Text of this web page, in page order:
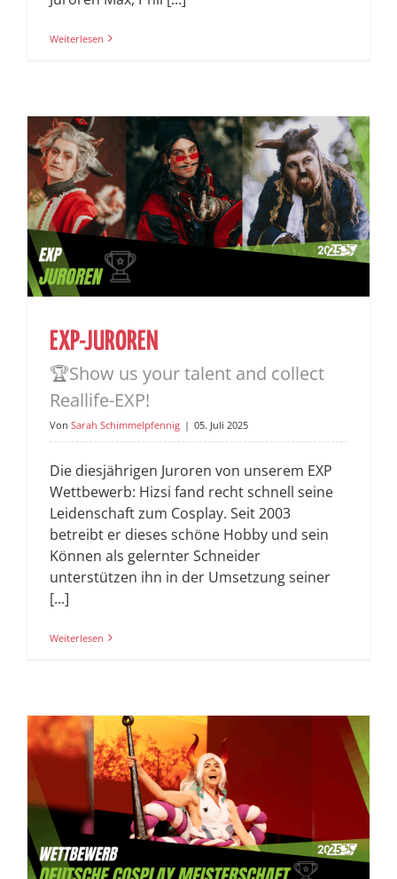
Weiterlesen
EXP-JUROREN
🏆Show us your talent and collect
Reallife-EXP!
Von Sarah Schimmelpfennig | 05. Juli 2025
Die diesjährigen Juroren von unserem EXP
Wettbewerb: Hizsi fand recht schnell seine
Leidenschaft zum Cosplay. Seit 2003
betreibt er dieses schöne Hobby und sein
Können als gelernter Schneider
unterstützen ihn in der Umsetzung seiner
[...]
Weiterlesen